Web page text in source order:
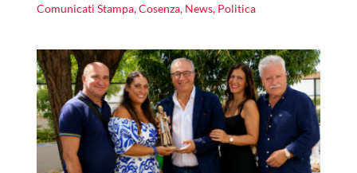
Comunicati Stampa,Cosenza, News, Politica